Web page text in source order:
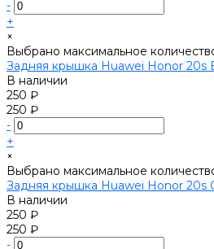
-
+
×
Выбрано максимальное
Задняя крышка Huawei Honor 20s
В наличии
250 ₽
250 ₽
-
+
×
Выбрано максимальное
Задняя крышка Huawei Honor 20s
В наличии
250 ₽
250 ₽
-